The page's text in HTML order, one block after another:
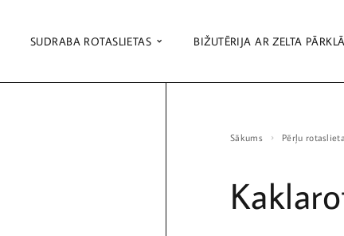
SUDRABA ROTASLIETAS BIŽUTĒRIJA AR ZELTA
Sākums Pērļu